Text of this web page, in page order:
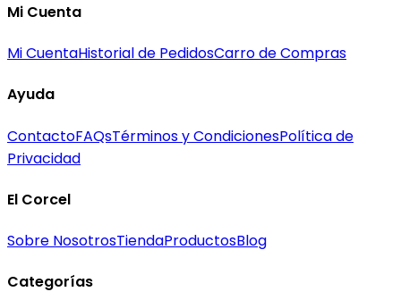
Mi Cuenta
Mi CuentaHistorial de PedidosCarro de Compras
Ayuda
ContactoFAQsTérminos y CondicionesPolítica de
Privacidad
El Corcel
Sobre NosotrosTiendaProductosBlog
Categorías